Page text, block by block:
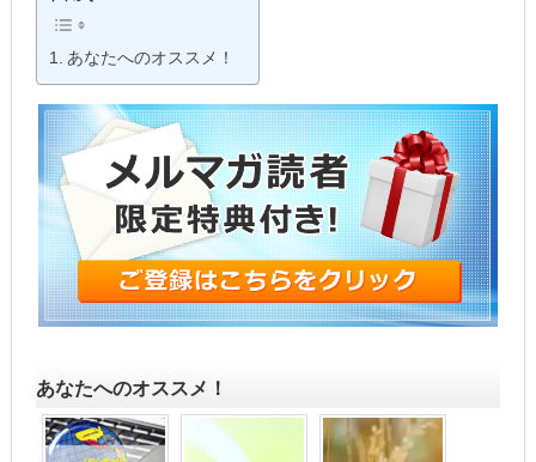
あなたへのオススメ！
あなたへのオススメ！